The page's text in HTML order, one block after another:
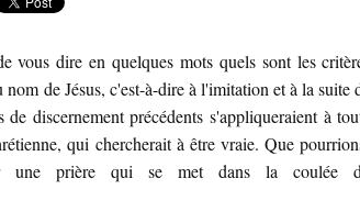
vous dire en quelques mots quels sont les
nom de Jésus, c'est-à-dire à l'imitation et à la suite
discernement précédents s'appliqueraient à
qui chercherait à être vraie. Que
une prière qui se met dans la coulée